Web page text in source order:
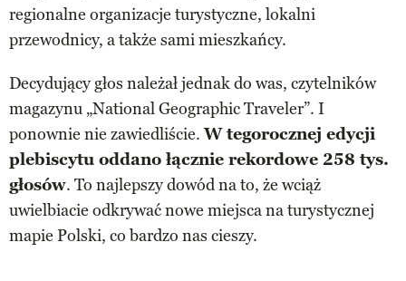
regionalne organizacje turystyczne, lokalni
przewodnicy, a także sami mieszkańcy.
Decydujący głos należał jednak do was, czytelników
magazynu „National Geographic Traveler”. I
ponownie nie zawiedliście.W tegorocznej edycji
plebiscytu oddano łącznie rekordowe 258 tys.
głosów. To najlepszy dowód na to, że wciąż
uwielbiacie odkrywać nowe miejsca na turystycznej
mapie Polski, co bardzo nas cieszy.